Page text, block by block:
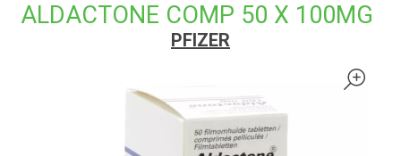
ALDACTONE COMP 50 X 100MG
PFIZER